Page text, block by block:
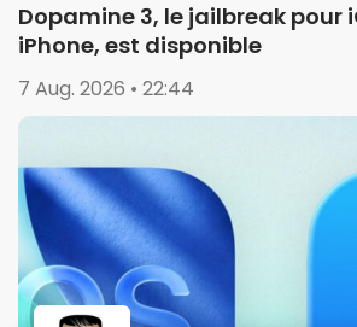
Dopamine 3, le jailbreak pour
iPhone, est disponible
7 Aug. 2026 • 22:44